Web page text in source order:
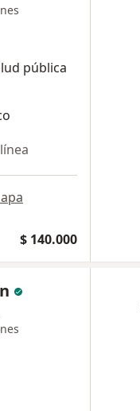
pública
$ 140.000